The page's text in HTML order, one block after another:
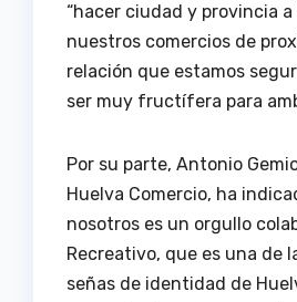
“hacer ciudad y provincia
nuestros comercios de
relación que estamos
ser muy fructífera para
Por su parte, Antonio
Huelva Comercio, ha
nosotros es un orgullo
Recreativo, que es una de
señas de identidad de